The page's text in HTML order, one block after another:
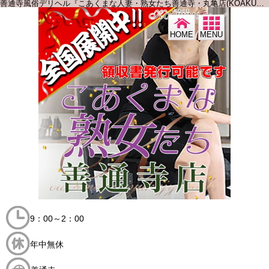
善通寺風俗デリヘル『こあくまな人妻・熟女たち善通寺・丸亀店(KOAKUMA グループ)』
MENU
HOME
9：00～2：00
年中無休